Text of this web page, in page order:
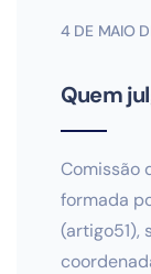
4 DE MAIO
Quem
Comissão
formada
(artigo51),